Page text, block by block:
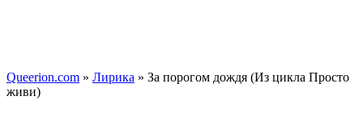
Queerion.com » Лирика » За порогом дождя (Из цикла Просто
живи)